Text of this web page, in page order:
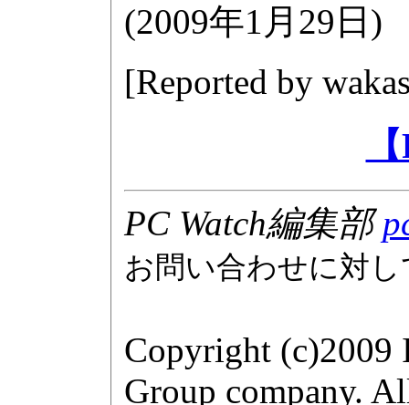
(2009年1月29日 )
[Reported by
PC Watch編集部
お問い合わせに対
Copyright (c)2009
Group company.